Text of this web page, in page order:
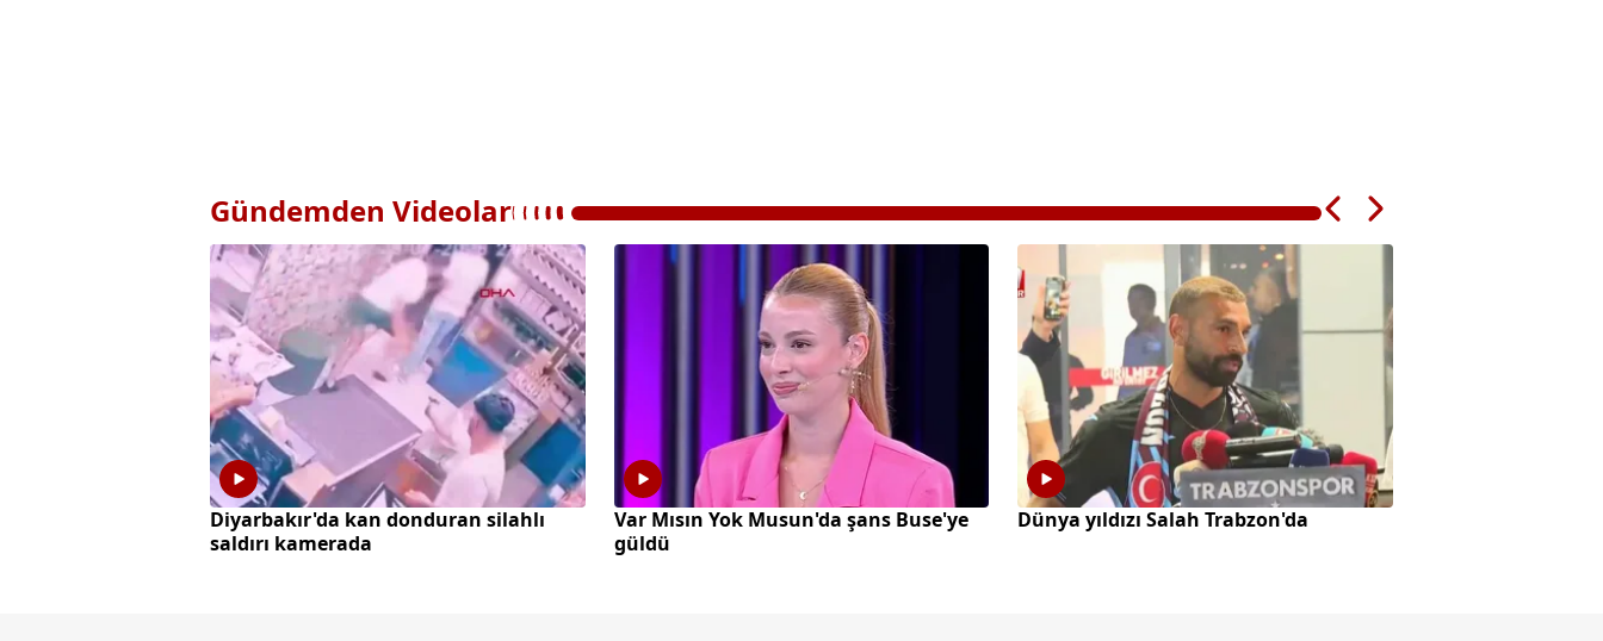
Gündemden Videolar
Diyarbakır'da kan donduran silahlı
saldırı kamerada
Var Mısın Yok Musun'da şans Buse'ye
güldü
Dünya yıldızı Salah Trabzon'da